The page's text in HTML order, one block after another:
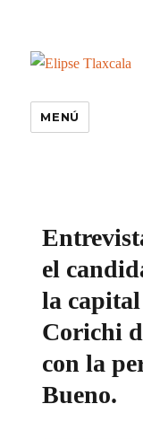
MENÚ
el
la capital
Corichi
con la
Bueno.